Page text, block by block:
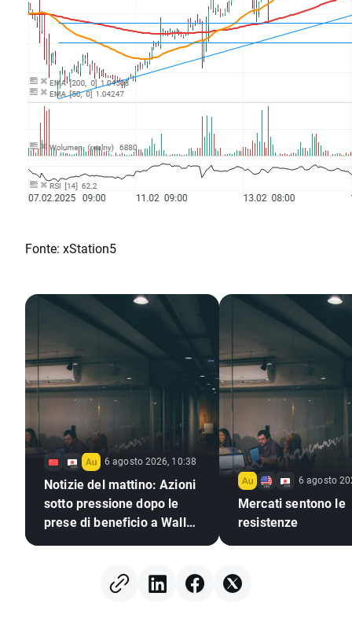
Fonte: xStation5
6 agosto 2026, 10:38
Notizie del mattino: Azioni
sotto pressione dopo le
prese di beneficio a Wall
6 agosto
Mercati sentono le
resistenze